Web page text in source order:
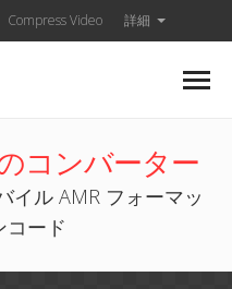
Compress Video 詳細
コンバーター
イル AMR フォーマッ
コード